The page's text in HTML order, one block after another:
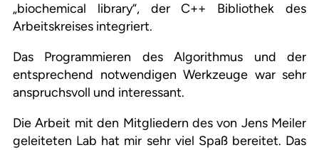
„biochemical library“, der C++ Bibliothek des
Arbeitskreises integriert.
Das Programmieren des Algorithmus und der
entsprechend notwendigen Werkzeuge war sehr
anspruchsvoll und interessant.
Die Arbeit mit den Mitgliedern des von Jens Meiler
geleiteten Lab hat mir sehr viel Spaß bereitet. Das